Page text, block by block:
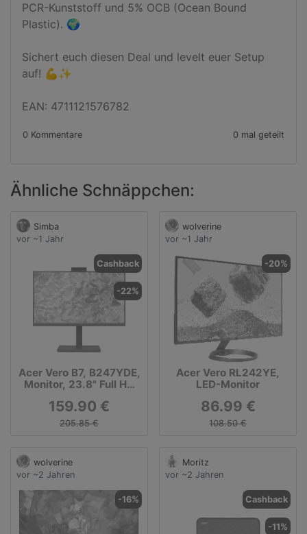
PCR-Kunststoff und 5% OCB (Ocean Bound
Plastic). 🌍
Sichert euch diesen Deal und levelt euer Setup
auf! 💪✨
EAN: 4711121576782
0 Kommentare 0 mal geteilt
Ähnliche Schnäppchen:
Simba
vor ~1 Jahr
Cashback
-22%
Acer Vero B7, B247YDE,
Monitor, 23.8" Full HD
159.90 €
205.85 €
wolverine
vor ~1 Jahr
-20%
Acer Vero RL242YE,
LED-Monitor
86.99 €
108.50 €
wolverine
vor ~2 Jahren
-16%
Moritz
vor ~2 Jahren
Cashback
-11%